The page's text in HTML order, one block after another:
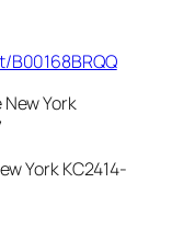
York KC2414-